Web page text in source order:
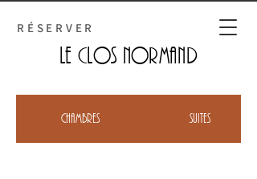
Le Clos normand
RÉSERVER
Chambres Suites